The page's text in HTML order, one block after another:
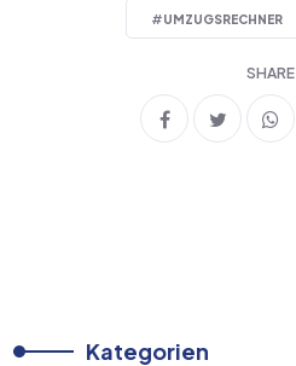
#UMZUGSRECHNER
SHARE
Kategorien